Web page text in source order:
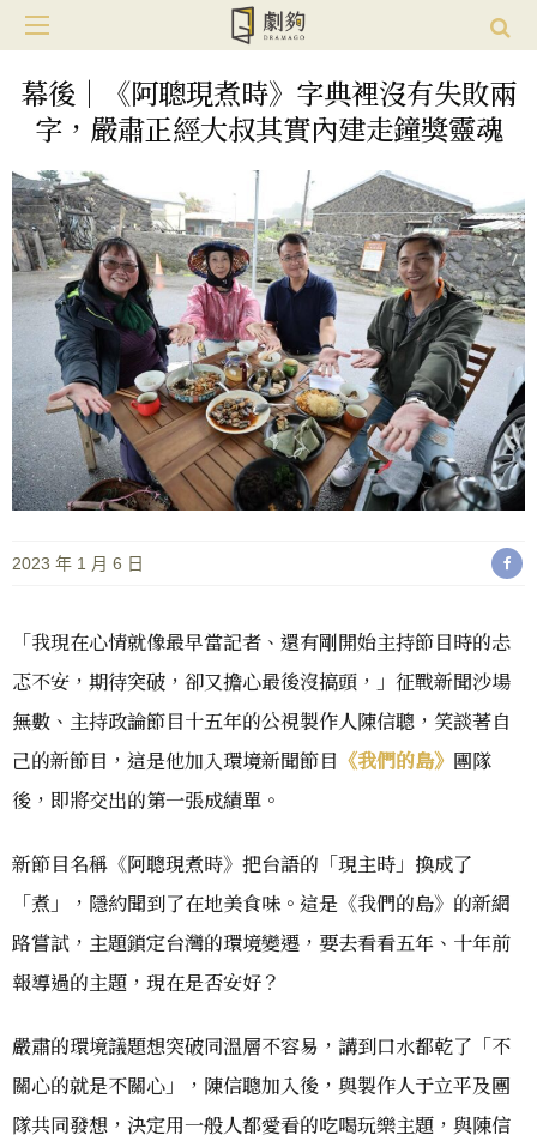
幕後｜《阿聰現煮時》字典裡沒有失敗兩
字，嚴肅正經大叔其實內建走鐘獎靈魂
2023 年 1 月 6 日
「我現在心情就像最早當記者、還有剛開始主持節目時的忐
忑不安，期待突破，卻又擔心最後沒搞頭，」征戰新聞沙場
無數、主持政論節目十五年的公視製作人陳信聰，笑談著自
己的新節目，這是他加入環境新聞節目 《我們的島》 團隊
後，即將交出的第一張成績單。
新節目名稱《阿聰現煮時》把台語的「現主時」換成了
「煮」，隱約聞到了在地美食味。這是《我們的島》的新網
路嘗試，主題鎖定台灣的環境變遷，要去看看五年、十年前
報導過的主題，現在是否安好？
嚴肅的環境議題想突破同溫層不容易，講到口水都乾了「不
關心的就是不關心」，陳信聰加入後，與製作人于立平及團
隊共同發想，決定用一般人都愛看的吃喝玩樂主題，與陳信